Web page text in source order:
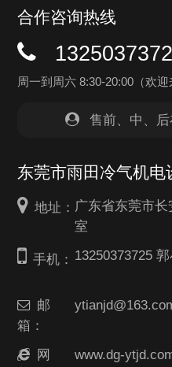
合作咨询热线
周一到周六 8:30-20:00（欢迎
售前、中、
东莞市雨田冷气机电
地址： 广东省东莞市
室
手机： 13250373725
邮
箱：
网
www.dg-